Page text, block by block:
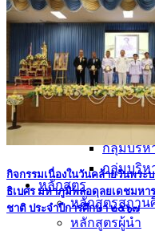
อัตลักษณ์
วิสัยทัศน์
การบริหาร
คณะผู้บริ
ทำเนียบ
กลุ่มบริห
กลุ่มบริห
กลุ่มบริห
กลุ่มบริห
หลักสูตร
หลักสูตรสถาน
หลักสูตรผู้นำ
กิจกรรมเนื่องในวันคล้ายวันพร
ธิเบศร มหาภูมิพลอดุลยเดชมห
ชาติ ประจำปีการศึกษา ๒๕๖๗